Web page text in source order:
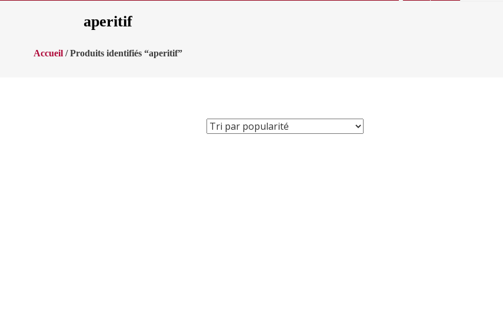
aperitif
Accueil/ Produits identifiés “aperitif”